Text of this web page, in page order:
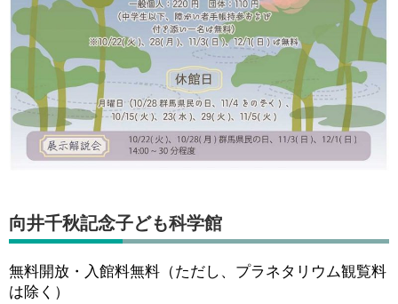
向井千秋記念子ども科学館
無料開放・入館料無料（ただし、プラネタリウム観覧料
は除く）